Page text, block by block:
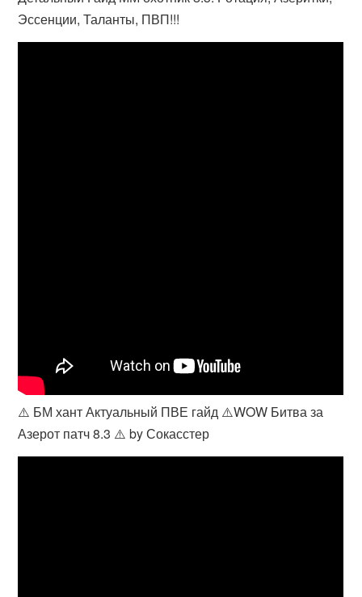
Эссенции, Таланты, ПВП!!!
⚠️ БМ хант Актуальный ПВЕ гайд ⚠️WOW Битва за
Азерот патч 8.3 ⚠️ by Сокасстер